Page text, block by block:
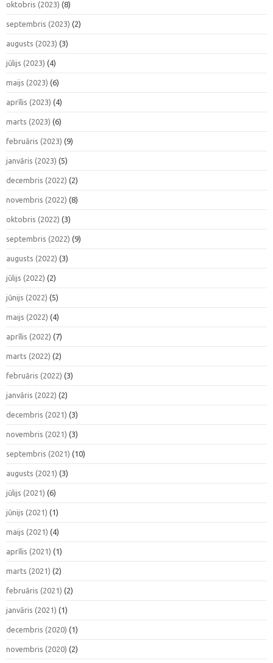
oktobris (2023) (8)
septembris (2023) (2)
augusts (2023) (3)
jūlijs (2023) (4)
maijs (2023) (6)
aprīlis (2023) (4)
marts (2023) (6)
februāris (2023) (9)
janvāris (2023) (5)
decembris (2022) (2)
novembris (2022) (8)
oktobris (2022) (3)
septembris (2022) (9)
augusts (2022) (3)
jūlijs (2022) (2)
jūnijs (2022) (5)
maijs (2022) (4)
aprīlis (2022) (7)
marts (2022) (2)
februāris (2022) (3)
janvāris (2022) (2)
decembris (2021) (3)
novembris (2021) (3)
septembris (2021) (10)
augusts (2021) (3)
jūlijs (2021) (6)
jūnijs (2021) (1)
maijs (2021) (4)
aprīlis (2021) (1)
marts (2021) (2)
februāris (2021) (2)
janvāris (2021) (1)
decembris (2020) (1)
novembris (2020) (2)